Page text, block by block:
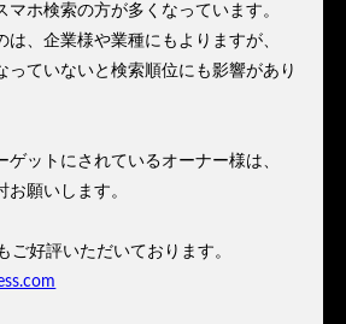
マホ検索の方が多くなっています。
は、企業様や業種にもよりますが、
っていないと検索順位にも影響があり
ゲットにされているオーナー様は、
お願いします。
ご好評いただいております。